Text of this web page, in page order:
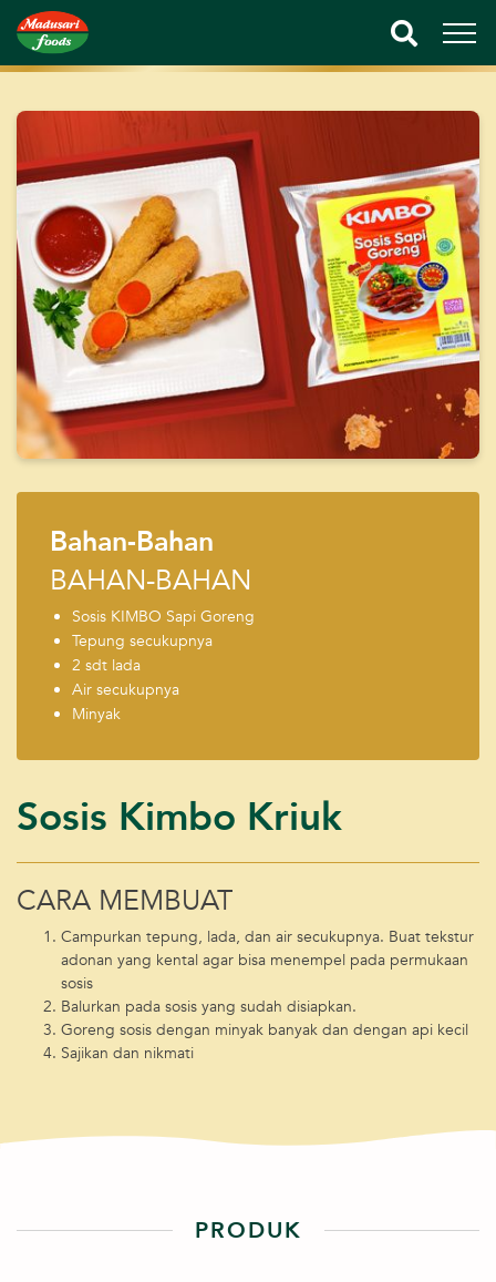
Bahan-Bahan
BAHAN-BAHAN
Sosis KIMBO Sapi Goreng
Tepung secukupnya
2 sdt lada
Air secukupnya
Minyak
Sosis Kimbo Kriuk
CARA MEMBUAT
Campurkan tepung, lada, dan air secukupnya. Buat tekstur
adonan yang kental agar bisa menempel pada permukaan
sosis
Balurkan pada sosis yang sudah disiapkan.
Goreng sosis dengan minyak banyak dan dengan api kecil
Sajikan dan nikmati
PRODUK